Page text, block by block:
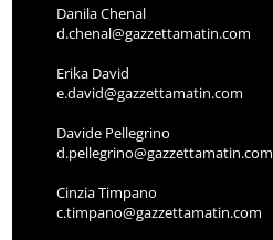
Danila Chenal
d.chenal@gazzettamatin.com
Erika David
e.david@gazzettamatin.com
Davide Pellegrino
d.pellegrino@gazzettamatin.com
Cinzia Timpano
c.timpano@gazzettamatin.com